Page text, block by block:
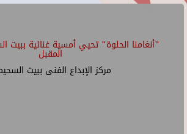
"أنغامنا الحلوة" تحيي أمسية غنائية
المقبل
مركز الإبداع الفنى ببيت